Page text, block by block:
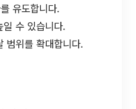
유도합니다.
수 있습니다.
범위를 확대합니다.